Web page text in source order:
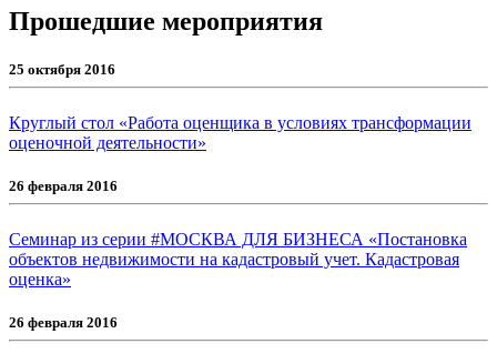
Прошедшие мероприятия
25 октября 2016
Круглый стол «Работа оценщика в условиях трансформации
оценочной деятельности»
26 февраля 2016
Семинар из серии #МОСКВА ДЛЯ БИЗНЕСА «Постановка
объектов недвижимости на кадастровый учет. Кадастровая
оценка»
26 февраля 2016